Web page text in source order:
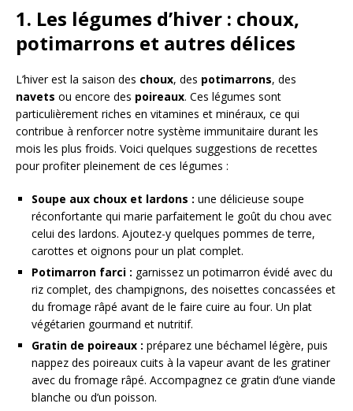
1. Les légumes d’hiver : choux,
potimarrons et autres délices
L’hiver est la saison des choux, des potimarrons, des
navets ou encore des poireaux. Ces légumes sont
particulièrement riches en vitamines et minéraux, ce qui
contribue à renforcer notre système immunitaire durant les
mois les plus froids. Voici quelques suggestions de recettes
pour profiter pleinement de ces légumes :
Soupe aux choux et lardons : une délicieuse soupe
réconfortante qui marie parfaitement le goût du chou avec
celui des lardons. Ajoutez-y quelques pommes de terre,
carottes et oignons pour un plat complet.
Potimarron farci : garnissez un potimarron évidé avec du
riz complet, des champignons, des noisettes concassées et
du fromage râpé avant de le faire cuire au four. Un plat
végétarien gourmand et nutritif.
Gratin de poireaux : préparez une béchamel légère, puis
nappez des poireaux cuits à la vapeur avant de les gratiner
avec du fromage râpé. Accompagnez ce gratin d’une viande
blanche ou d’un poisson.